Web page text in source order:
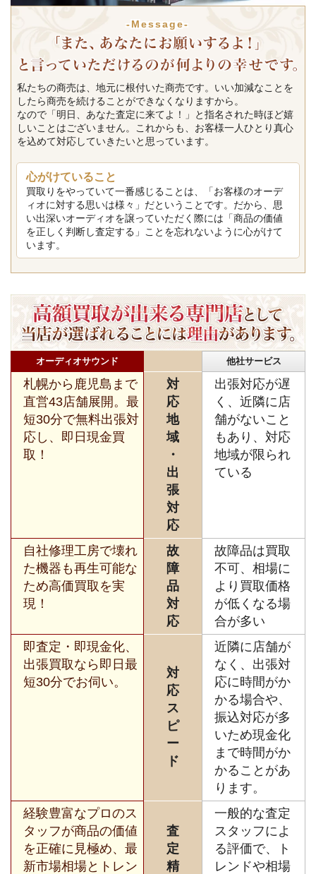
-Message-
私たちの商売は、地元に根付いた商売です。いい加減なことを
したら商売を続けることができなくなりますから。
なので「明日、あなた査定に来てよ！」と指名された時ほど嬉
しいことはございません。これからも、お客様一人ひとり真心
を込めて対応していきたいと思っています。
心がけていること
買取りをやっていて一番感じることは、「お客様のオーデ
ィオに対する思いは様々」だということです。だから、思
い出深いオーディオを譲っていただく際には「商品の価値
を正しく判断し査定する」ことを忘れないように心がけて
います。
オーディオサウンド 他社サービス
札幌から鹿児島まで
直営43店舗展開。最
短30分で無料出張対
応し、即日現金買
取！
対
応
地
域
・
出
張
対
応
出張対応が遅
く、近隣に店
舗がないこと
もあり、対応
地域が限られ
ている
自社修理工房で壊れ
た機器も再生可能な
ため高価買取を実
現！
故
障
品
対
応
故障品は買取
不可、相場に
より買取価格
が低くなる場
合が多い
即査定・即現金化、
出張買取なら即日最
短30分でお伺い。
対
応
ス
ピ
ー
ド
近隣に店舗が
なく、出張対
応に時間がか
かる場合や、
振込対応が多
いため現金化
まで時間がか
かることがあ
ります。
経験豊富なプロのス
タッフが商品の価値
を正確に見極め、最
新市場相場とトレン
査
定
精
一般的な査定
スタッフによ
る評価で、ト
レンドや相場